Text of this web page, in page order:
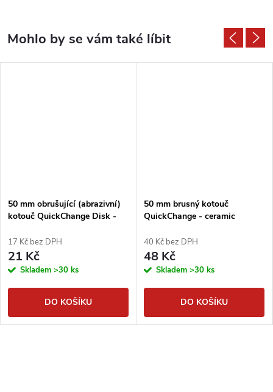
50 mm obrušující (abrazivní)
kotouč QuickChange Disk -
17 Kč bez DPH
21 Kč
Skladem >30 ks
DO KOŠÍKU
50 mm brusný kotouč
QuickChange - ceramic
40 Kč bez DPH
48 Kč
Skladem >30 ks
DO KOŠÍKU